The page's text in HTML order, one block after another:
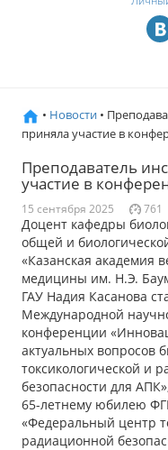
• Новости •
приняла участие в
Преподаватель
участие в
15 сентября 2025 761
Доцент кафедры
общей и
«Казанская академия
медицины им. Н.Э.
ГАУ Надия Касанова
Международной
конференции
актуальных вопросов
токсикологической и
безопасности для
65-летнему юбилею
«Федеральный центр
радиационной